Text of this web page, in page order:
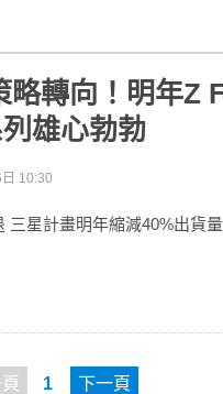
略轉向！明年Z
雄心勃勃
10:30
三星計畫明年縮減40%出貨量
1 下一頁